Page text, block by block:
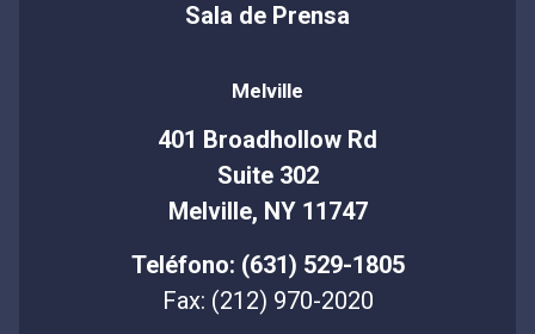
Sala de Prensa
Melville
401 Broadhollow Rd
Suite 302
Melville, NY 11747
Teléfono: (631) 529-1805
Fax: (212) 970-2020